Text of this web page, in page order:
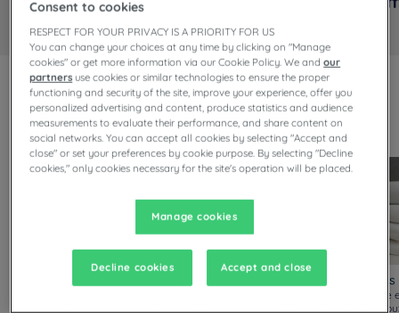
Toujours surclassés !
Découvrez nos nouveaux standards de confort, disponibles
dans toutes nos chambres.
Couettes et draps
Couette plus épaisse
plus légère, draps
Consent to cookies
RESPECT FOR YOUR PRIVACY IS A PRIORITY FOR US
You can change your choices at any time by clicking on "Manage
cookies" or get more information via our Cookie Policy. We andour
partners use cookies or similar technologies to ensure the proper
functioning and security of the site, improve your experience, offer you
personalized advertising and content, produce statistics and audience
measurements to evaluate their performance, and share content on
social networks. You can accept all cookies by selecting "Accept and
close" or set your preferences by cookie purpose. By selecting "Decline
cookies," only cookies necessary for the site's operation will be placed.
Manage cookies
Decline cookies Accept and close